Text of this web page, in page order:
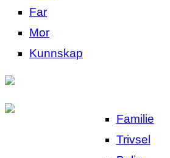
Far
Mor
Kunnskap
Familie
Trivsel